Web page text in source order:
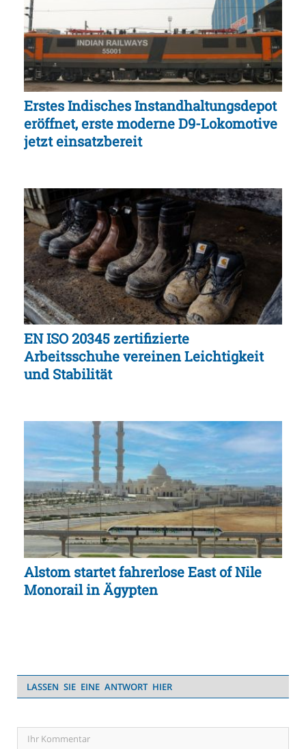
Erstes Indisches Instandhaltungsdepot
eröffnet, erste moderne D9-Lokomotive
jetzt einsatzbereit
EN ISO 20345 zertifizierte
Arbeitsschuhe vereinen Leichtigkeit
und Stabilität
Alstom startet fahrerlose East of Nile
Monorail in Ägypten
LASSEN SIE EINE ANTWORT HIER